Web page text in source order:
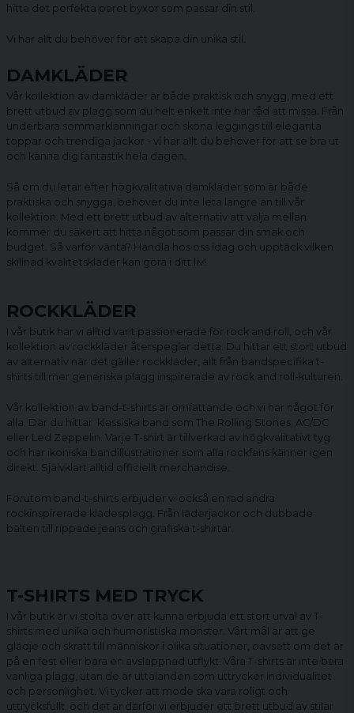
hitta det perfekta paret byxor som passar din stil.
Vi har allt du behöver för att skapa din unika stil.
DAMKLÄDER
Vår kollektion av damkläder är både praktisk och snygg, med ett
brett utbud av plagg som du helt enkelt inte har råd att missa. Från
underbara sommarklänningar och sköna leggings till eleganta
toppar och trendiga jackor - vi har allt du behöver för att se bra ut
och känna dig fantastik hela dagen.
Så om du letar efter högkvalitativa damkläder som är både
praktiska och snygga, behöver du inte leta längre än till vår
kollektion. Med ett brett utbud av alternativ att välja mellan
kommer du säkert att hitta något som passar din smak och
budget. Så varför vänta? Handla hos oss idag och upptäck vilken
skillnad kvalitetskläder kan göra i ditt liv!
ROCKKLÄDER
I vår butik har vi alltid varit passionerade för rock and roll, och vår
kollektion av rockkläder återspeglar detta. Du hittar ett stort utbud
av alternativ när det gäller rockkläder, allt från bandspecifika t-
shirts till mer generiska plagg inspirerade av rock and roll-kulturen.
Vår kollektion av band-t-shirts är omfattande och vi har något för
alla. Där du hittar klassiska band som The Rolling Stones, AC/DC
eller Led Zeppelin. Varje T-shirt är tillverkad av högkvalitativt tyg
och har ikoniska bandillustrationer som alla rockfans känner igen
direkt. Självklart alltid officiellt merchandise.
Förutom band-t-shirts erbjuder vi också en rad andra
rockinspirerade klädesplagg. Från läderjackor och dubbade
bälten till rippade jeans och grafiska t-shirtar.
T-SHIRTS MED TRYCK
I vår butik är vi stolta över att kunna erbjuda ett stort urval av T-
shirts med unika och humoristiska mönster. Vårt mål är att ge
glädje och skratt till människor i olika situationer, oavsett om det är
på en fest eller bara en avslappnad utflykt. Våra T-shirts är inte bara
vanliga plagg, utan de är uttalanden som uttrycker individualitet
och personlighet. Vi tycker att mode ska vara roligt och
uttrycksfullt, och det är därför vi erbjuder ett brett utbud av stilar